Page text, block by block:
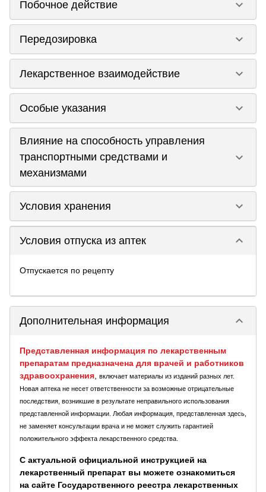
Побочное действие keyboard_arrow_down
Передозировка keyboard_arrow_down
Лекарственное взаимодействие keyboard_arrow_down
Особые указания keyboard_arrow_down
Влияние на способность управления
транспортными средствами и
механизмами
keyboard_arrow_down
Условия хранения keyboard_arrow_down
Условия отпуска из аптек keyboard_arrow_down
Отпускается по рецепту
Дополнительная информация keyboard_arrow_down
Представленная информация по лекарственным
препаратам предназначена для врачей и работников
здравоохранения
включает материалы из изданий разных лет.
Новая аптека не несет ответственности за возможные отрицательные
последствия, возникшие в результате неправильного использования
представленной информации. Любая информация, представленная здесь,
не заменяет консультации врача и не может служить гарантией
положительного эффекта лекарственного средства.
С актуальной официальной инструкцией на
лекарственный препарат вы можете ознакомиться
на сайте Государственного реестра лекарственных